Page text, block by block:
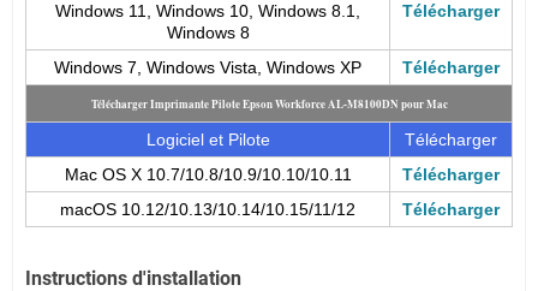
Windows 11, Windows 10, Windows 8.1,
Windows 8
Télécharger
Windows 7, Windows Vista, Windows XP Télécharger
Télécharger Imprimante Pilote Epson Workforce AL-M8100DN pour Mac
Logiciel et Pilote
Télécharger
Mac OS X 10.7/10.8/10.9/10.10/10.11
Télécharger
macOS 10.12/10.13/10.14/10.15/11/12
Télécharger
Instructions d'installation